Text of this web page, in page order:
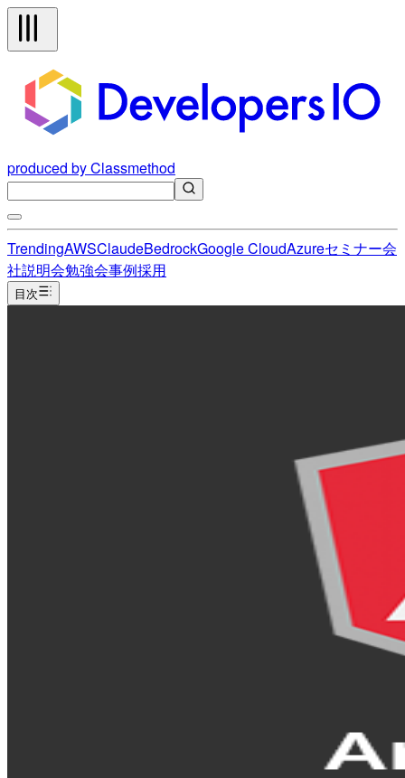
produced by Classmethod
TrendingAWSClaudeBedrockGoogle CloudAzureセミナー会
社説明会勉強会事例採用
目次